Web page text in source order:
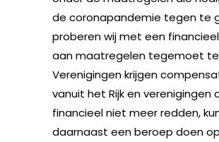
de coronapandemie tegen te
proberen wij met een
aan maatregelen tegemoet te
Verenigingen krijgen
vanuit het Rijk en verenigingen
financieel niet meer redden,
daarnaast een beroep doen